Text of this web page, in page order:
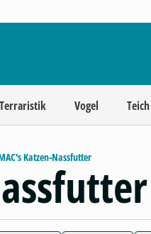
Terraristik Vogel Teich
Katzen-Nassfutter